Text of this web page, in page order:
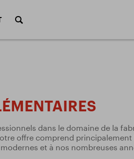
fraises
Calculs des conditions
forets
dans le domaine de la
offre comprend
et à nos nombreuses